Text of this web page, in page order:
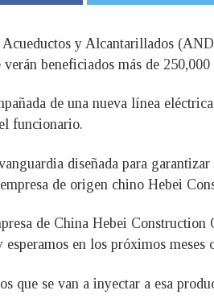
y Alcantarillados
beneficiados más de 250,000
de una nueva línea
funcionario.
diseñada para
de origen chino Hebei
de China Hebei
en los próximos
que se van a inyectar a esa